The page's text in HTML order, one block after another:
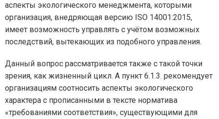
аспекты экологического менеджмента, которыми
организация, внедряющая версию ISO 14001:2015,
имеет возможность управлять с учётом возможных
последствий, вытекающих из подобного управления.
Данный вопрос рассматривается также с такой точки
зрения, как жизненный цикл. А пункт 6.1.3. рекомендует
организациям соотносить аспекты экологического
характера с прописанными в тексте норматива
«требованиями соответствия», существующими для